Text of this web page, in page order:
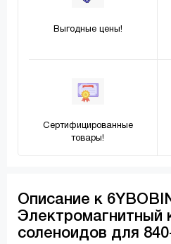
Выгодные цены!
Сертифицированные
товары!
Описание к
Электромагнитный
соленоидов для